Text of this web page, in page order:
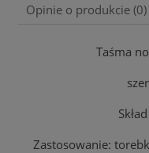
Opinie o produkcie (0)
Taśma
Zastosowanie: